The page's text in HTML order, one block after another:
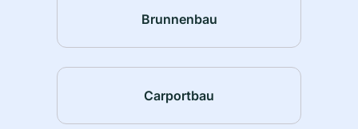
Brunnenbau
Carportbau